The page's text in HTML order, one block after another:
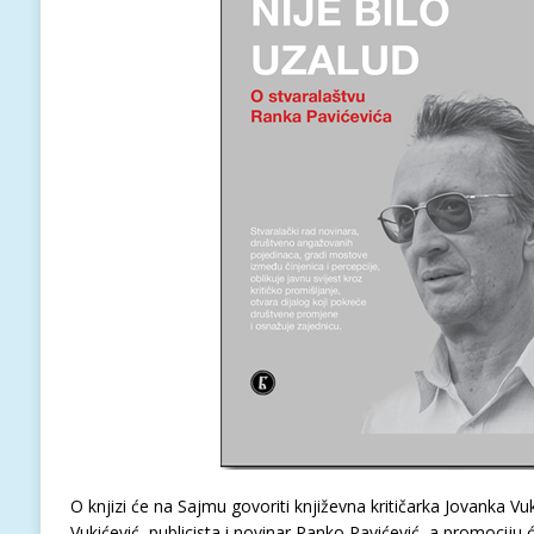
O knjizi će na Sajmu govoriti književna kritičarka Jovanka